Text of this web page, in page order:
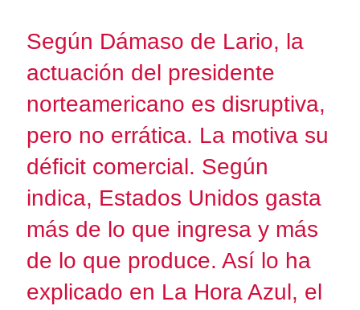
Según Dámaso de Lario, la
actuación del presidente
norteamericano es disruptiva,
pero no errática. La motiva su
déficit comercial. Según
indica, Estados Unidos gasta
más de lo que ingresa y más
de lo que produce. Así lo ha
explicado en La Hora Azul, el